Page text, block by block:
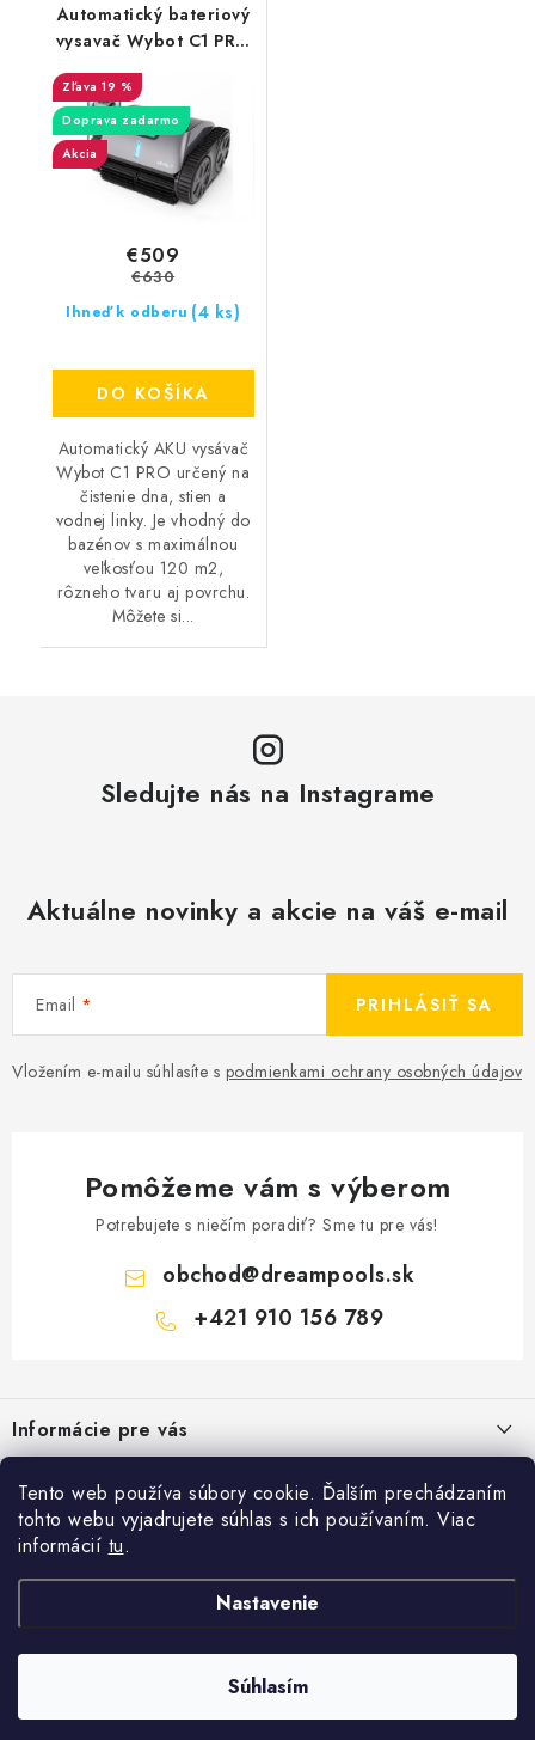
Tento web používa súbory cookie. Ďalším prechádzaním
tohto webu vyjadrujete súhlas s ich používaním. Viac
informácií tu.
Nastavenie
Súhlasím
Automatický bateriový
vysavač Wybot C1 PRO
19 %
Doprava zadarmo
Akcia
Ihneď k odberu (4 ks)
€509
€630
DO KOŠÍKA
Automatický AKU vysávač
Wybot C1 PRO určený na
čistenie dna, stien a
vodnej linky. Je vhodný do
bazénov s maximálnou
veľkosťou 120 m2,
rôzneho tvaru aj povrchu.
Môžete si...
Sledujte nás na Instagrame
Aktuálne novinky a akcie na váš e-mail
Email
Vložením e-mailu súhlasíte s podmienkami ochrany osobných údajov
PRIHLÁSIŤ SA
Pomôžeme vám s výberom
Potrebujete s niečím poradiť? Sme tu pre vás!
obchod@dreampools.sk
+421 910 156 789
p
ä
Informácie pre vás
Reklamačný poriadok
FORMULÁRE - Odstúpenie od zmluvy / reklamácia
Ako nakupovať
Facebook
Prihlásenie
Heslo
Vytvoril Shoptet
Odstúpiť od zmluvy